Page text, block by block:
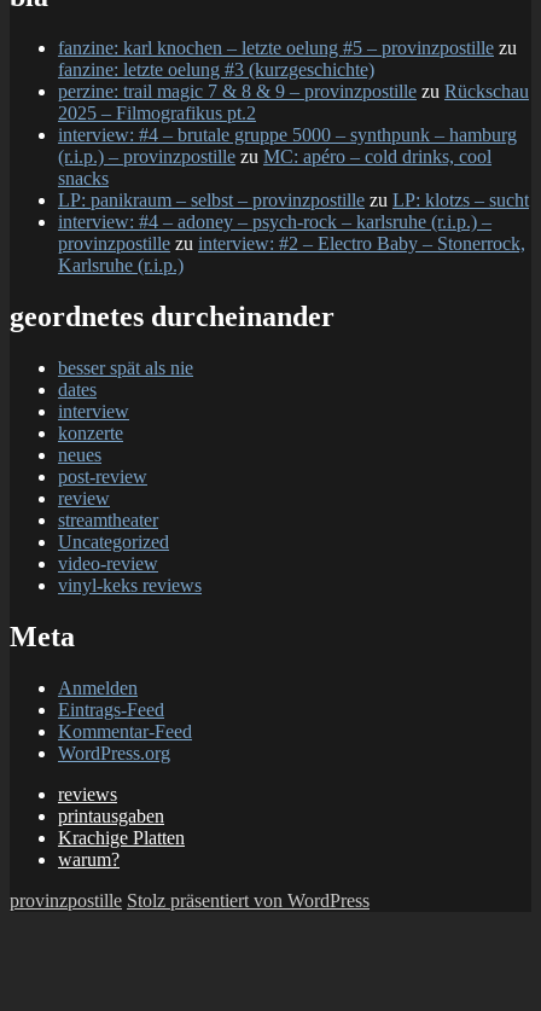
fanzine: karl knochen – letzte oelung #5 – provinzpostille zu
fanzine: letzte oelung #3 (kurzgeschichte)
perzine: trail magic 7 & 8 & 9 – provinzpostille zu Rückschau
2025 – Filmografikus pt.2
interview: #4 – brutale gruppe 5000 – synthpunk – hamburg
(r.i.p.) – provinzpostille zu MC: apéro – cold drinks, cool
snacks
LP: panikraum – selbst – provinzpostille zu LP: klotzs – sucht
interview: #4 – adoney – psych-rock – karlsruhe (r.i.p.) –
provinzpostille zu interview: #2 – Electro Baby – Stonerrock,
Karlsruhe (r.i.p.)
geordnetes durcheinander
besser spät als nie
dates
interview
konzerte
neues
post-review
review
streamtheater
Uncategorized
video-review
vinyl-keks reviews
Meta
Anmelden
Eintrags-Feed
Kommentar-Feed
WordPress.org
reviews
printausgaben
Krachige Platten
warum?
provinzpostille Stolz präsentiert von WordPress